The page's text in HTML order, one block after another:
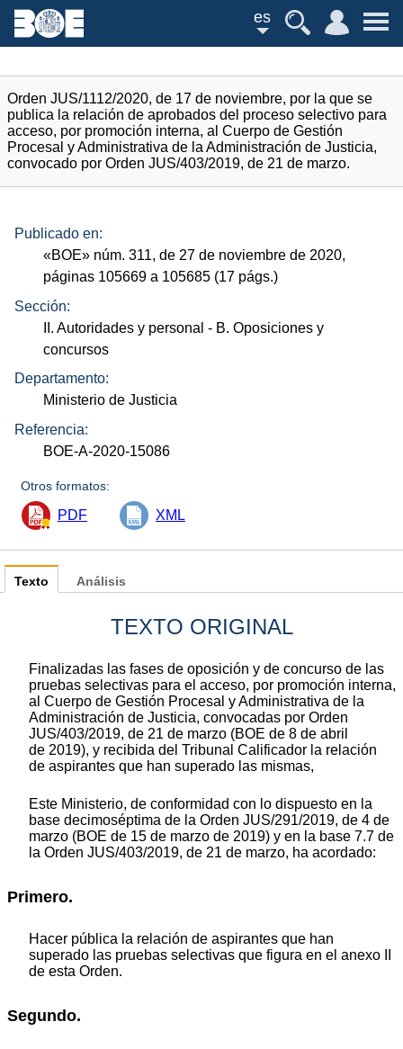
es
Orden JUS/1112/2020, de 17 de noviembre, por la que se
publica la relación de aprobados del proceso selectivo para
acceso, por promoción interna, al Cuerpo de Gestión
Procesal y Administrativa de la Administración de Justicia,
convocado por Orden JUS/403/2019, de 21 de marzo.
Publicado en:
«BOE» núm. 311, de 27 de noviembre de 2020,
páginas 105669 a 105685 (17 págs.)
Sección:
II. Autoridades y personal - B. Oposiciones y
concursos
Departamento:
Ministerio de Justicia
Referencia:
BOE-A-2020-15086
Otros formatos:
PDF XML
Texto
TEXTO ORIGINAL
Finalizadas las fases de oposición y de concurso de las
pruebas selectivas para el acceso, por promoción interna,
al Cuerpo de Gestión Procesal y Administrativa de la
Administración de Justicia, convocadas por Orden
JUS/403/2019, de 21 de marzo (BOE de 8 de abril
de 2019), y recibida del Tribunal Calificador la relación
de aspirantes que han superado las mismas,
Este Ministerio, de conformidad con lo dispuesto en la
base decimoséptima de la Orden JUS/291/2019, de 4 de
marzo (BOE de 15 de marzo de 2019) y en la base 7.7 de
la Orden JUS/403/2019, de 21 de marzo, ha acordado:
Primero.
Hacer pública la relación de aspirantes que han
superado las pruebas selectivas que figura en el anexo II
de esta Orden.
Segundo.
Análisis